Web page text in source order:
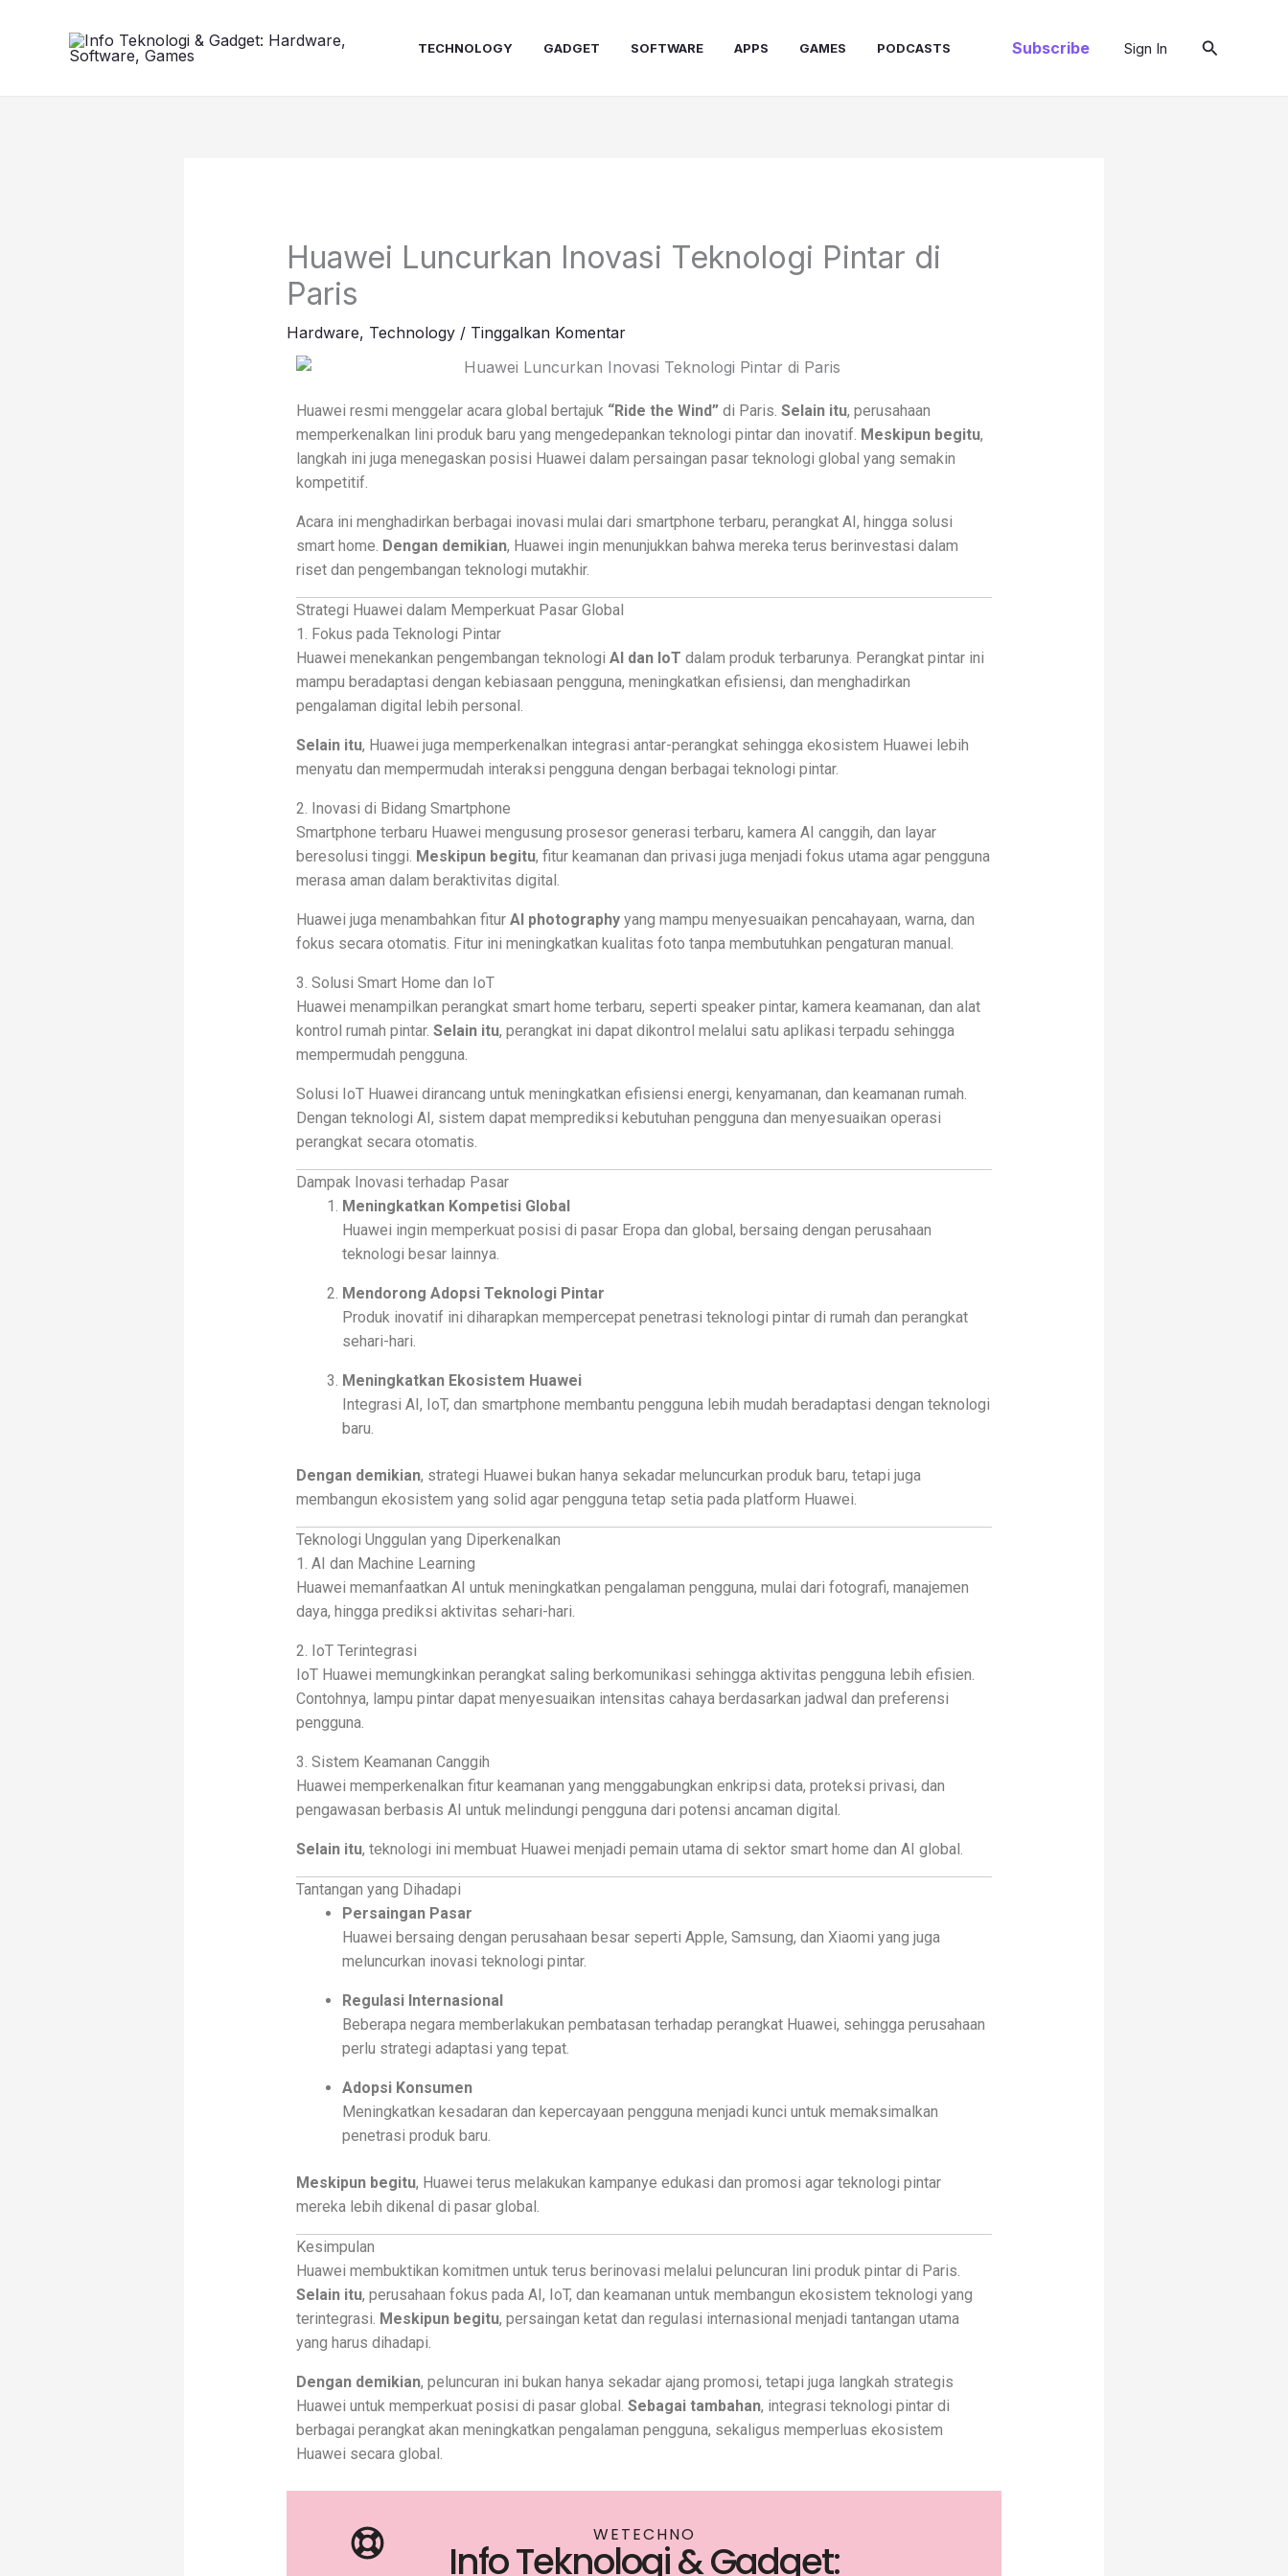
TECHNOLOGY GADGET SOFTWARE APPS GAMES PODCASTS Subscribe Sign In Cari
Huawei Luncurkan Inovasi Teknologi Pintar di
Paris
Hardware, Technology/ Tinggalkan Komentar
Huawei resmi menggelar acara global bertajuk “Ride the Wind”di Paris. Selain itu, perusahaan
memperkenalkan lini produk baru yang mengedepankan teknologi pintar dan inovatif. Meskipun begitu,
langkah ini juga menegaskan posisi Huawei dalam persaingan pasar teknologi global yang semakin
kompetitif.
Acara ini menghadirkan berbagai inovasi mulai dari smartphone terbaru, perangkat AI, hingga solusi
smart home. Dengan demikian, Huawei ingin menunjukkan bahwa mereka terus berinvestasi dalam
riset dan pengembangan teknologi mutakhir.
Strategi Huawei dalam Memperkuat Pasar Global
1. Fokus pada Teknologi Pintar
Huawei menekankan pengembangan teknologi AI dan IoT dalam produk terbarunya. Perangkat pintar ini
mampu beradaptasi dengan kebiasaan pengguna, meningkatkan efisiensi, dan menghadirkan
pengalaman digital lebih personal.
Selain itu, Huawei juga memperkenalkan integrasi antar-perangkat sehingga ekosistem Huawei lebih
menyatu dan mempermudah interaksi pengguna dengan berbagai teknologi pintar.
2. Inovasi di Bidang Smartphone
Smartphone terbaru Huawei mengusung prosesor generasi terbaru, kamera AI canggih, dan layar
beresolusi tinggi. Meskipun begitu, fitur keamanan dan privasi juga menjadi fokus utama agar pengguna
merasa aman dalam beraktivitas digital.
Huawei juga menambahkan fitur AI photographyyang mampu menyesuaikan pencahayaan, warna, dan
fokus secara otomatis. Fitur ini meningkatkan kualitas foto tanpa membutuhkan pengaturan manual.
3. Solusi Smart Home dan IoT
Huawei menampilkan perangkat smart home terbaru, seperti speaker pintar, kamera keamanan, dan alat
kontrol rumah pintar. Selain itu, perangkat ini dapat dikontrol melalui satu aplikasi terpadu sehingga
mempermudah pengguna.
Solusi IoT Huawei dirancang untuk meningkatkan efisiensi energi, kenyamanan, dan keamanan rumah.
Dengan teknologi AI, sistem dapat memprediksi kebutuhan pengguna dan menyesuaikan operasi
perangkat secara otomatis.
Dampak Inovasi terhadap Pasar
Meningkatkan Kompetisi Global
Huawei ingin memperkuat posisi di pasar Eropa dan global, bersaing dengan perusahaan
teknologi besar lainnya.
Mendorong Adopsi Teknologi Pintar
Produk inovatif ini diharapkan mempercepat penetrasi teknologi pintar di rumah dan perangkat
sehari-hari.
Meningkatkan Ekosistem Huawei
Integrasi AI, IoT, dan smartphone membantu pengguna lebih mudah beradaptasi dengan teknologi
baru.
Dengan demikian, strategi Huawei bukan hanya sekadar meluncurkan produk baru, tetapi juga
membangun ekosistem yang solid agar pengguna tetap setia pada platform Huawei.
Teknologi Unggulan yang Diperkenalkan
1. AI dan Machine Learning
Huawei memanfaatkan AI untuk meningkatkan pengalaman pengguna, mulai dari fotografi, manajemen
daya, hingga prediksi aktivitas sehari-hari.
2. IoT Terintegrasi
IoT Huawei memungkinkan perangkat saling berkomunikasi sehingga aktivitas pengguna lebih efisien.
Contohnya, lampu pintar dapat menyesuaikan intensitas cahaya berdasarkan jadwal dan preferensi
pengguna.
3. Sistem Keamanan Canggih
Huawei memperkenalkan fitur keamanan yang menggabungkan enkripsi data, proteksi privasi, dan
pengawasan berbasis AI untuk melindungi pengguna dari potensi ancaman digital.
Selain itu, teknologi ini membuat Huawei menjadi pemain utama di sektor smart home dan AI global.
Tantangan yang Dihadapi
Persaingan Pasar
Huawei bersaing dengan perusahaan besar seperti Apple, Samsung, dan Xiaomi yang juga
meluncurkan inovasi teknologi pintar.
Regulasi Internasional
Beberapa negara memberlakukan pembatasan terhadap perangkat Huawei, sehingga perusahaan
perlu strategi adaptasi yang tepat.
Adopsi Konsumen
Meningkatkan kesadaran dan kepercayaan pengguna menjadi kunci untuk memaksimalkan
penetrasi produk baru.
Meskipun begitu, Huawei terus melakukan kampanye edukasi dan promosi agar teknologi pintar
mereka lebih dikenal di pasar global.
Kesimpulan
Huawei membuktikan komitmen untuk terus berinovasi melalui peluncuran lini produk pintar di Paris.
Selain itu, perusahaan fokus pada AI, IoT, dan keamanan untuk membangun ekosistem teknologi yang
terintegrasi. Meskipun begitu, persaingan ketat dan regulasi internasional menjadi tantangan utama
yang harus dihadapi.
Dengan demikian, peluncuran ini bukan hanya sekadar ajang promosi, tetapi juga langkah strategis
Huawei untuk memperkuat posisi di pasar global. Sebagai tambahan, integrasi teknologi pintar di
berbagai perangkat akan meningkatkan pengalaman pengguna, sekaligus memperluas ekosistem
Huawei secara global.
WETECHNO
Info Teknologi & Gadget: